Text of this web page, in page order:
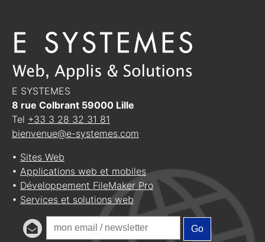
E SYSTEMES
8 rue Colbrant 59000 Lille
Tel +33 3 28 32 31 81
bienvenue@e-systemes.com
• Sites Web
• Applications web et mobiles
• Développement FileMaker Pro
• Services et solutions web
Go